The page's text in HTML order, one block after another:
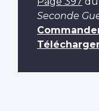
Seconde